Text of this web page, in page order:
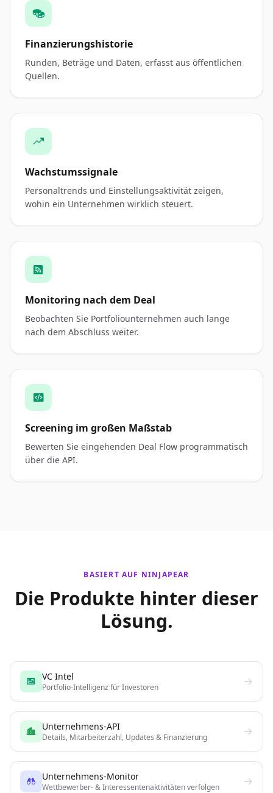
Finanzierungshistorie
Runden, Beträge und Daten, erfasst aus öffentlichen
Quellen.
Wachstumssignale
Personaltrends und Einstellungsaktivität zeigen,
wohin ein Unternehmen wirklich steuert.
Monitoring nach dem Deal
Beobachten Sie Portfoliounternehmen auch lange
nach dem Abschluss weiter.
Screening im großen Maßstab
Bewerten Sie eingehenden Deal Flow programmatisch
über die API.
BASIERT AUF NINJAPEAR
Die Produkte hinter dieser
Lösung.
VC Intel
Portfolio-Intelligenz für Investoren
Unternehmens-API
Details, Mitarbeiterzahl, Updates & Finanzierung
Unternehmens-Monitor
Wettbewerber- & Interessentenaktivitäten verfolgen